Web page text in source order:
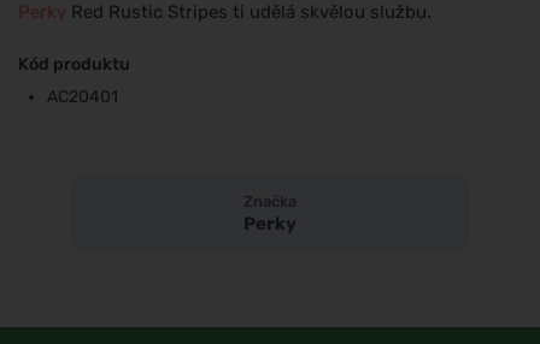
Perky Red Rustic Stripes ti udělá skvělou službu.
Kód produktu
AC20401
Značka
Perky